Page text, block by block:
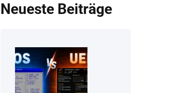
Neueste Beiträge